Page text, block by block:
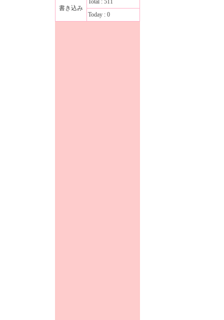
書き込み
Total : 511
Today : 0